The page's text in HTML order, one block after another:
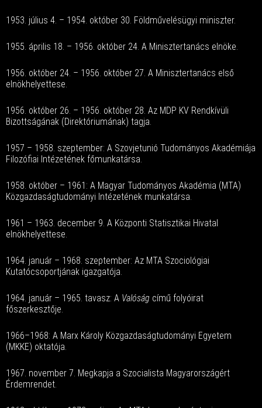
1953. július 4. – 1954. október 30. Földművelésügyi miniszter.
1955. április 18. – 1956. október 24. A Minisztertanács elnöke.
1956. október 24. – 1956. október 27. A Minisztertanács első
elnökhelyettese.
1956. október 26. – 1956. október 28. Az MDP KV Rendkívüli
Bizottságának (Direktóriumának) tagja.
1957 – 1958. szeptember: A Szovjetunió Tudományos Akadémiája
Filozófiai Intézetének főmunkatársa.
1958. október – 1961: A Magyar Tudományos Akadémia (MTA)
Közgazdaságtudományi Intézetének munkatársa.
1961 – 1963. december 9. A Központi Statisztikai Hivatal
elnökhelyettese.
1964. január – 1968. szeptember: Az MTA Szociológiai
Kutatócsoportjának igazgatója.
1964. január – 1965. tavasz: A Valóság című folyóirat
főszerkesztője.
1966–1968: A Marx Károly Közgazdaságtudományi Egyetem
(MKKE) oktatója.
1967. november 7. Megkapja a Szocialista Magyarországért
Érdemrendet.